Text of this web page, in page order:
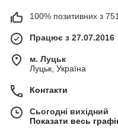
100% позитивних з 751
Працює з 27.07.2016
м. Луцьк
Луцьк, Україна
Контакти
Сьогодні вихідний
Показати весь